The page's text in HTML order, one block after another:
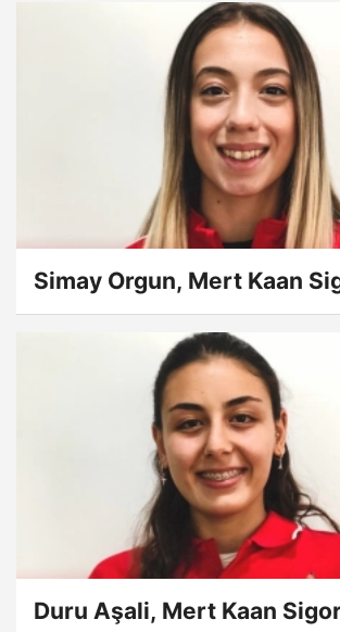
Simay Orgun, Mert Kaan
Duru Aşali, Mert Kaan